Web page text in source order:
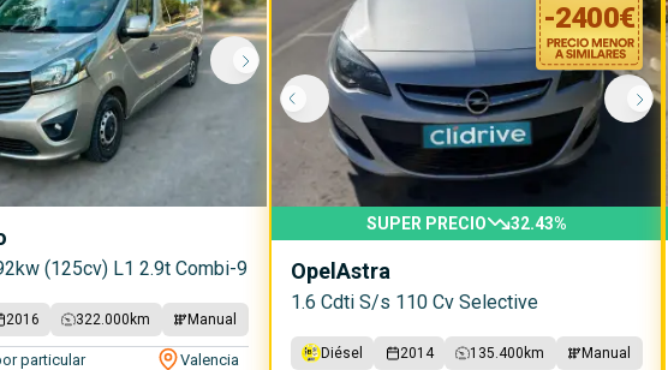
(125cv) L1 2.9t Combi-9
2016 322.000 km Manual
particular Valencia
-2400€
SUPER PRECIO 32.43%
Opel Astra
1.6 Cdti S/s 110 Cv Selective
Diésel 2014 135.400 km Manual